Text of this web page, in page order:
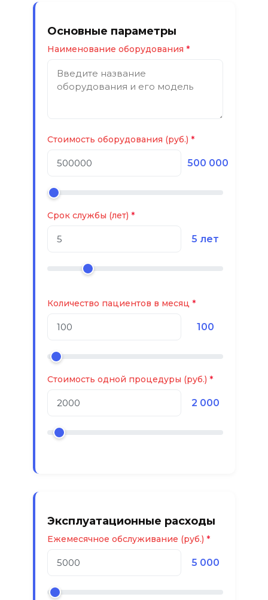
Основные параметры
Наименование оборудования
Стоимость оборудования (руб.)
500 000
Срок службы (лет)
5 лет
Количество пациентов в месяц
100
Стоимость одной процедуры (руб.)
2 000
Эксплуатационные расходы
Ежемесячное обслуживание (руб.)
5 000